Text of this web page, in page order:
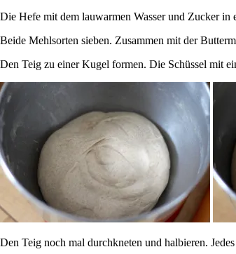
Die Hefe mit dem lauwarmen Wasser und Zucker in
Beide Mehlsorten sieben. Zusammen mit der
Den Teig zu einer Kugel formen. Die Schüssel mit
Den Teig noch mal durchkneten und halbieren.